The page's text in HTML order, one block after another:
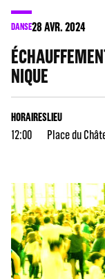
DANSE28AVR. 2024
NIQUE
HORAIRES
12:00
LIEU
Place du